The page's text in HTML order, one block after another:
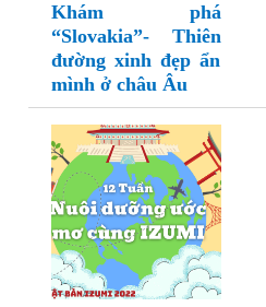
Khám phá
“Slovakia”- Thiên
đường xinh đẹp ẩn
mình ở châu Âu